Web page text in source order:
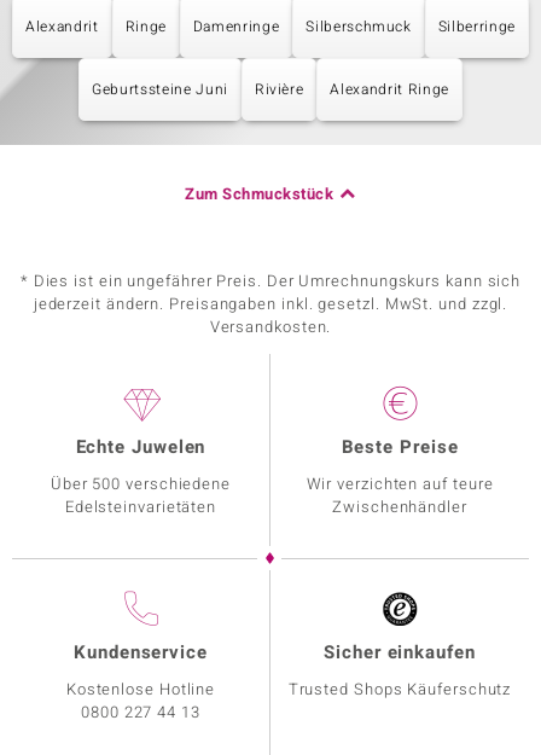
Alexandrit Ringe Damenringe Silberschmuck Silberringe
Geburtssteine Juni Rivière Alexandrit Ringe
Zum Schmuckstück
* Dies ist ein ungefährer Preis. Der Umrechnungskurs kann sich
jederzeit ändern. Preisangaben inkl. gesetzl. MwSt. und zzgl.
Versandkosten.
Echte Juwelen
Über 500 verschiedene
Edelsteinvarietäten
Beste Preise
Wir verzichten auf teure
Zwischenhändler
Kundenservice
Kostenlose Hotline
0800 227 44 13
Sicher einkaufen
Trusted Shops Käuferschutz